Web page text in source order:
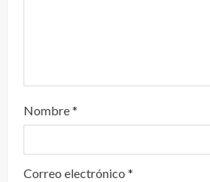
Nombre*
Correo electrónico *